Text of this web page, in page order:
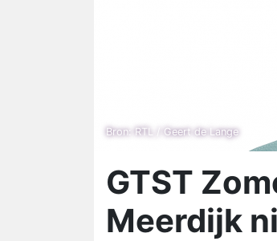
Bron: RTL / Geert de Lange
GTST
Meerdijk